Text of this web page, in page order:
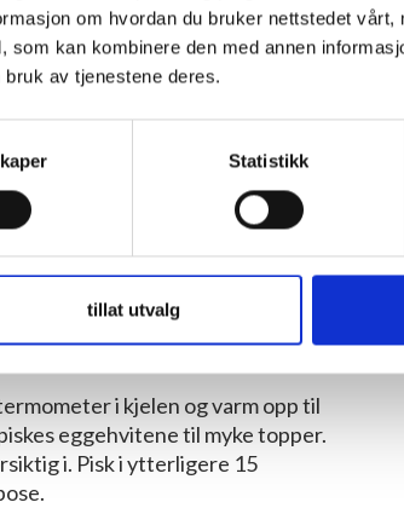
om hvordan du bruker nettstedet vårt,
som kan kombinere den med annen
av tjenestene deres.
Statistikk
tillat utvalg
evt. sette den inn under
Sikt mel og bakepulver
Pisk til det blir hvitt og luftig
og bakepulver-blandingen, og
og stek i 10-15 minutter.
Ha i sukkerbrød-terninger,
slik at det ikke brenner fast. Ta
ser ut som brødsmuler.
i kjelen og varm opp til
eggehvitene til myke topper.
i. Pisk i ytterligere 15